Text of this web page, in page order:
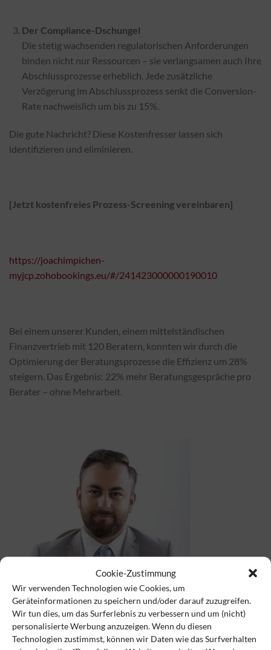
Cookie-Zustimmung
Wir verwenden Technologien wie Cookies, um
Geräteinformationen zu speichern und/oder darauf zuzugreifen.
Wir tun dies, um das Surferlebnis zu verbessern und um (nicht)
personalisierte Werbung anzuzeigen. Wenn du diesen
Technologien zustimmst, können wir Daten wie das Surfverhalten
Der Compliance-Dschungel
Die stetig wachsenden regulatorischen Anforderungen
binden nicht nur Ressourcen – sie verlangsamen auch Ihre
Abschlussprozesse erheblich. Jede zusätzliche
Verzögerung im Abschlussprozess senkt die Conversion-
Rate nachweislich um bis zu 15%.
Die gute Nachricht? Diese Kostenfresser lassen sich
identifizieren und eliminieren.
[Jetzt kostenfreies Prozess-Screening vereinbaren]
https://joachimpichen-
myjcp.zohobookings.eu/#/241423000000190010
Bei einem unserer Kunden, einem mittelständischen
Finanzvertrieb mit 120 Beratern, konnten wir durch die
Optimierung der Beratungsprozesse die Effizienz um 28%
steigern. Das Ergebnis: 22% mehr Beratungsgespräche pro
Berater – ohne Mehrarbeit.
„Vor dem Einsatz der JCP SUITE war Beratung Stückwerk –
hohe Prozesskosten, Medienbrüche, unnötiger Compliance-